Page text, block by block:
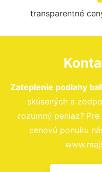
transparentné
Zateplenie podlahy
skúsených a
rozumný peniaz?
cenovú ponuku